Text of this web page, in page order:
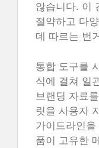
않습니다. 이
절약하고 다
데 따르는 번
통합 도구를
식에 걸쳐 일
브랜딩 자료
릿을 사용자
가이드라인
품이 고유한